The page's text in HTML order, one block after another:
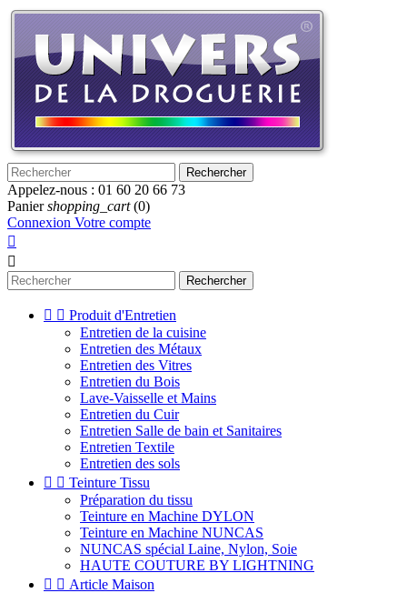
Rechercher
Appelez-nous : 01 60 20 66 73
Panier shopping_cart (0)
Connexion Votre compte


Rechercher
  Produit d'Entretien
Entretien de la cuisine
Entretien des Métaux
Entretien des Vitres
Entretien du Bois
Lave-Vaisselle et Mains
Entretien du Cuir
Entretien Salle de bain et Sanitaires
Entretien Textile
Entretien des sols
  Teinture Tissu
Préparation du tissu
Teinture en Machine DYLON
Teinture en Machine NUNCAS
NUNCAS spécial Laine, Nylon, Soie
HAUTE COUTURE BY LIGHTNING
  Article Maison